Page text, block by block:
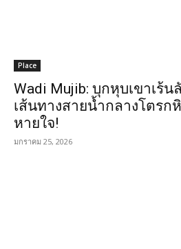
Place
Wadi Mujib: บุกหุบเขาเร้
เส้นทางสายน้ำกลางโตร
หายใจ!
มกราคม 25, 2026